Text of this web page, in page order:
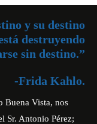
y su destino
destruyendo
sin destino.”
-Frida Kahlo.
Buena Vista, nos
Sr. Antonio Pérez;